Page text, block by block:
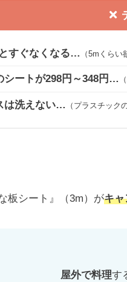
すぐなくなる… （5mくらい
シートが298円～348円…
は洗えない… （プラスチック
板シート』（3m）がキャ
屋外で料理す